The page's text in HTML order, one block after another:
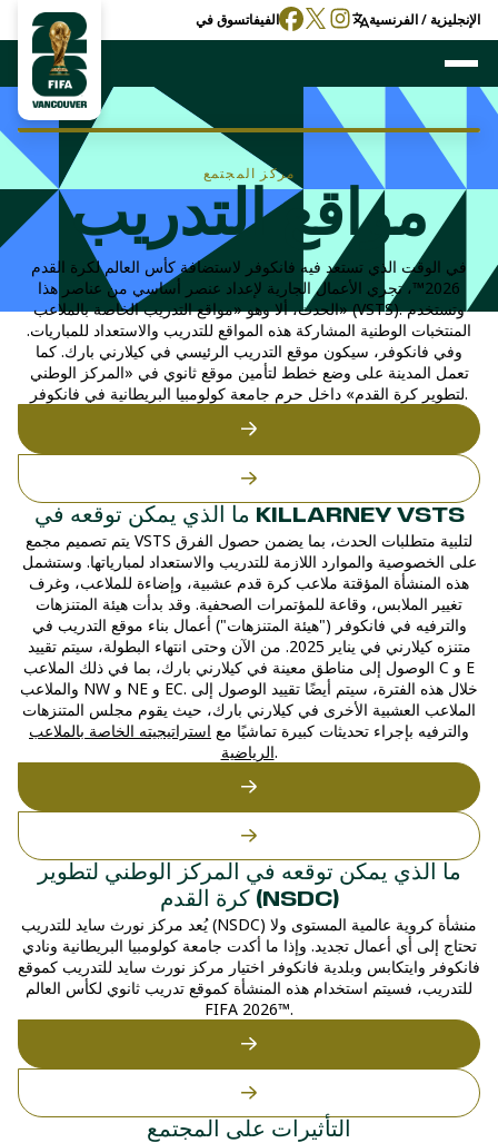
تسوق فيالفيفا الإنجليزية / الفرنسية
مركز المجتمع
مواقع التدريب
في الوقت الذي تستعد فيه فانكوفر لاستضافة كأس العالم لكرة القدم
2026™، تجري الأعمال الجارية لإعداد عنصر أساسي من عناصر هذا
الحدث، ألا وهو «مواقع التدريب الخاصة بالملاعب» (VSTS). وتستخدم
المنتخبات الوطنية المشاركة هذه المواقع للتدريب والاستعداد للمباريات.
وفي فانكوفر، سيكون موقع التدريب الرئيسي في كيلارني بارك. كما
تعمل المدينة على وضع خطط لتأمين موقع ثانوي في «المركز الوطني
لتطوير كرة القدم» داخل حرم جامعة كولومبيا البريطانية في فانكوفر.
ما الذي يمكن توقعه في KILLARNEY VSTS
يتم تصميم مجمع VSTS لتلبية متطلبات الحدث، بما يضمن حصول الفرق
على الخصوصية والموارد اللازمة للتدريب والاستعداد لمبارياتها. وستشمل
هذه المنشأة المؤقتة ملاعب كرة قدم عشبية، وإضاءة للملاعب، وغرف
تغيير الملابس، وقاعة للمؤتمرات الصحفية. وقد بدأت هيئة المتنزهات
والترفيه في فانكوفر ("هيئة المتنزهات") أعمال بناء موقع التدريب في
متنزه كيلارني في يناير 2025. من الآن وحتى انتهاء البطولة، سيتم تقييد
الوصول إلى مناطق معينة في كيلارني بارك، بما في ذلك الملاعب C و E
والملاعب NW و NE و EC. خلال هذه الفترة، سيتم أيضًا تقييد الوصول إلى
الملاعب العشبية الأخرى في كيلارني بارك، حيث يقوم مجلس المتنزهات
والترفيه بإجراء تحديثات كبيرة تماشيًا مع استراتيجيته الخاصة بالملاعب
الرياضية.
ما الذي يمكن توقعه في المركز الوطني لتطوير
كرة القدم (NSDC)
يُعد مركز نورث سايد للتدريب (NSDC) منشأة كروية عالمية المستوى ولا
تحتاج إلى أي أعمال تجديد. وإذا ما أكدت جامعة كولومبيا البريطانية ونادي
فانكوفر وايتكابس وبلدية فانكوفر اختيار مركز نورث سايد للتدريب كموقع
للتدريب، فسيتم استخدام هذه المنشأة كموقع تدريب ثانوي لكأس العالم
FIFA 2026™.
التأثيرات على المجتمع